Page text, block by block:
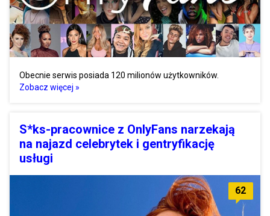
Obecnie serwis posiada 120 milionów użytkowników.
Zobacz więcej »
S*ks-pracownice z OnlyFans narzekają
na najazd celebrytek i gentryfikację
usługi
62